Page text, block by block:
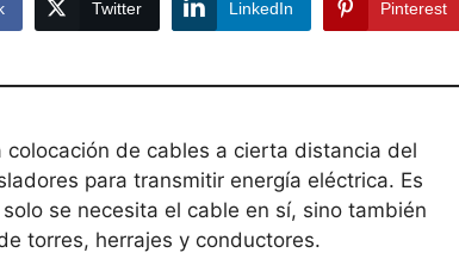
Twitter LinkedIn Pinterest
de cables a cierta distancia del
para transmitir energía eléctrica. Es
se necesita el cable en sí, sino también
torres, herrajes y conductores.